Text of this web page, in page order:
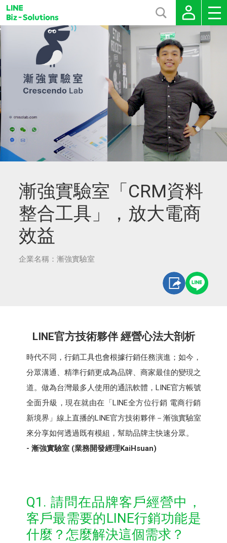
漸強實驗室「CRM資料
整合工具」，放大電商
效益
企業名稱：漸強實驗室
LINE官方技術夥伴 經營心法大剖析
時代不同，行銷工具也會根據行銷任務演進；如今，
分眾溝通、精準行銷更成為品牌、商家最佳的變現之
道。做為台灣最多人使用的通訊軟體，LINE官方帳號
全面升級，現在就由在「LINE全方位行銷 電商行銷
新境界」線上直播的LINE官方技術夥伴－漸強實驗室
來分享如何透過既有模組，幫助品牌主快速分眾。
- 漸強實驗室 (業務開發經理KaiHsuan)
Q1. 請問在品牌客戶經營中，
客戶最需要的LINE行銷功能是
什麼？怎麼解決這個需求？